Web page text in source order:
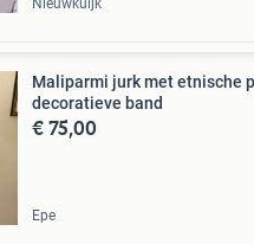
Nieuwkuijk
Maliparmi jurk met etnische
decoratieve band
€ 75,00
Epe